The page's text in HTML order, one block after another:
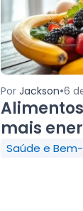
PorJackson•6
mais
Saúde e